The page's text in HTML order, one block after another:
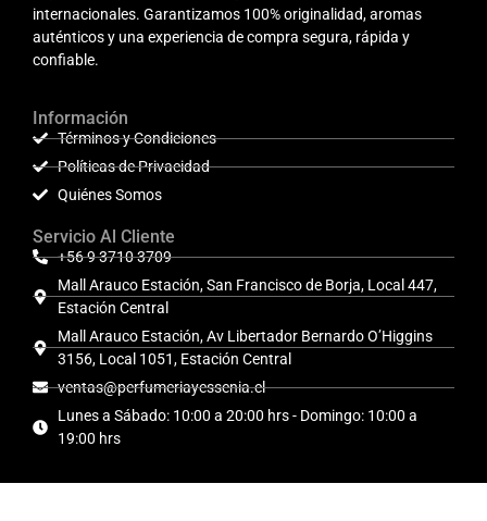
internacionales. Garantizamos 100% originalidad, aromas
auténticos y una experiencia de compra segura, rápida y
confiable.
Información
Términos y Condiciones
Políticas de Privacidad
Quiénes Somos
Servicio Al Cliente
+56 9 3710 3709
Mall Arauco Estación, San Francisco de Borja, Local 447,
Estación Central
Mall Arauco Estación, Av Libertador Bernardo O’Higgins
3156, Local 1051, Estación Central
ventas@perfumeriayessenia.cl
Lunes a Sábado: 10:00 a 20:00 hrs - Domingo: 10:00 a
19:00 hrs